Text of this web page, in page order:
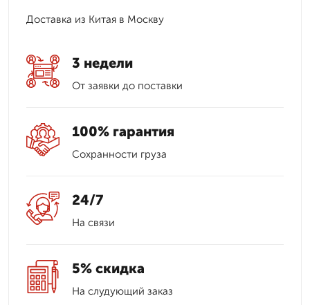
Доставка из Китая в Москву
3 недели
От заявки до поставки
100% гарантия
Сохранности груза
24/7
На связи
5% скидка
На слудующий заказ